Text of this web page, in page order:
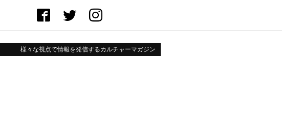
様々な視点で情報を発信するカルチャーマガジン